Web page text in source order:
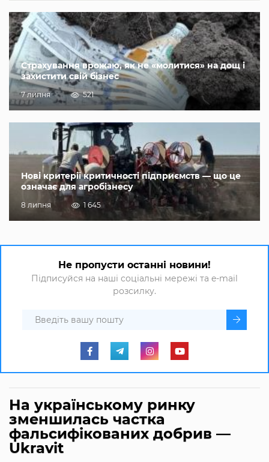
Страхування врожаю, як не «молитися» на дощ і
захистити свій бізнес
7 липня 521
Нові критерії критичності підприємств — що це
означає для агробізнесу
8 липня 1 645
Не пропусти останні новини!
Підписуйся на наші соціальні мережі та e-mail
розсилку.
На українському ринку
зменшилась частка
фальсифікованих добрив —
Ukravit